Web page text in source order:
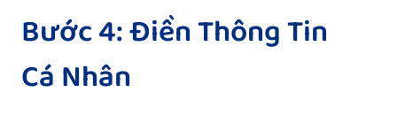
Bước 4: Điền Thông Tin
Cá Nhân